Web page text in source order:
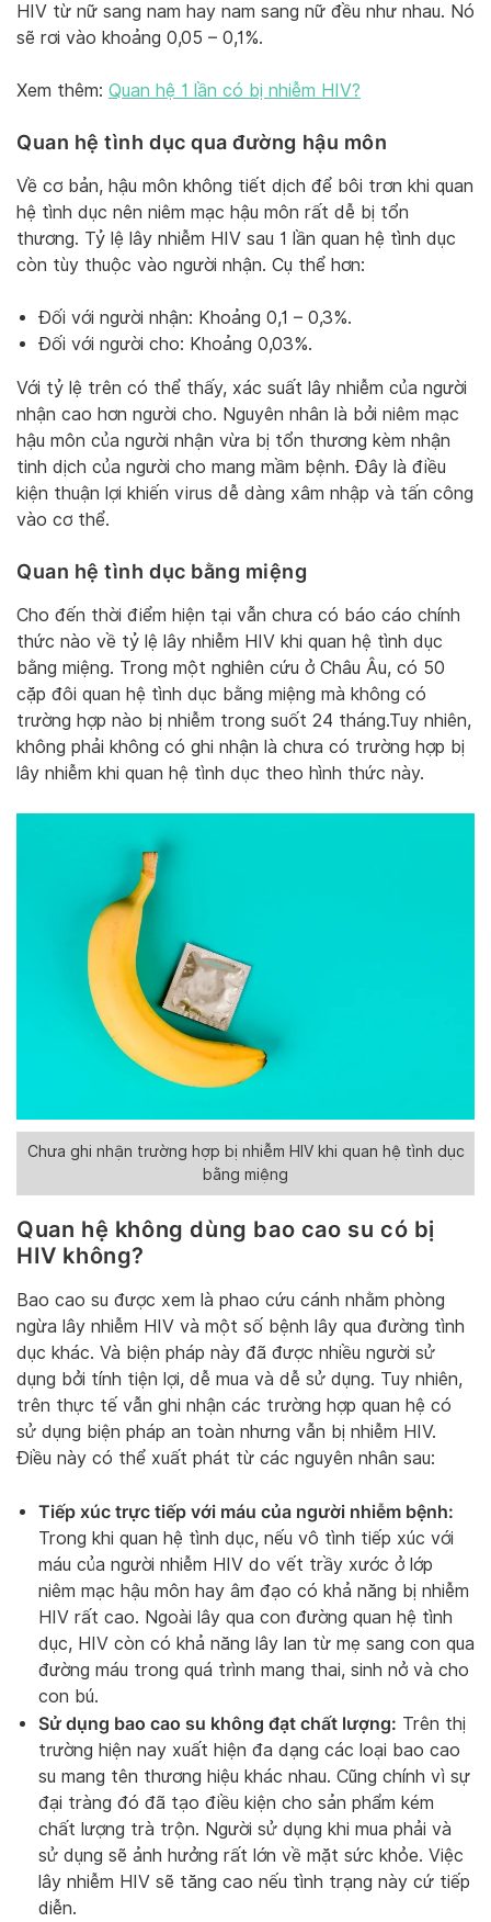
HIV từ nữ sang nam hay nam sang nữ đều như nhau. Nó
sẽ rơi vào khoảng 0,05 – 0,1%.
Xem thêm: Quan hệ 1 lần có bị nhiễm HIV?
Quan hệ tình dục qua đường hậu môn
Về cơ bản, hậu môn không tiết dịch để bôi trơn khi quan
hệ tình dục nên niêm mạc hậu môn rất dễ bị tổn
thương. Tỷ lệ lây nhiễm HIV sau 1 lần quan hệ tình dục
còn tùy thuộc vào người nhận. Cụ thể hơn:
Đối với người nhận: Khoảng 0,1 – 0,3%.
Đối với người cho: Khoảng 0,03%.
Với tỷ lệ trên có thể thấy, xác suất lây nhiễm của người
nhận cao hơn người cho. Nguyên nhân là bởi niêm mạc
hậu môn của người nhận vừa bị tổn thương kèm nhận
tinh dịch của người cho mang mầm bệnh. Đây là điều
kiện thuận lợi khiến virus dễ dàng xâm nhập và tấn công
vào cơ thể.
Quan hệ tình dục bằng miệng
Cho đến thời điểm hiện tại vẫn chưa có báo cáo chính
thức nào về tỷ lệ lây nhiễm HIV khi quan hệ tình dục
bằng miệng. Trong một nghiên cứu ở Châu Âu, có 50
cặp đôi quan hệ tình dục bằng miệng mà không có
trường hợp nào bị nhiễm trong suốt 24 tháng.Tuy nhiên,
không phải không có ghi nhận là chưa có trường hợp bị
lây nhiễm khi quan hệ tình dục theo hình thức này.
Chưa ghi nhận trường hợp bị nhiễm HIV khi quan hệ tình dục
bằng miệng
Quan hệ không dùng bao cao su có bị
HIV không?
Bao cao su được xem là phao cứu cánh nhằm phòng
ngừa lây nhiễm HIV và một số bệnh lây qua đường tình
dục khác. Và biện pháp này đã được nhiều người sử
dụng bởi tính tiện lợi, dễ mua và dễ sử dụng. Tuy nhiên,
trên thực tế vẫn ghi nhận các trường hợp quan hệ có
sử dụng biện pháp an toàn nhưng vẫn bị nhiễm HIV.
Điều này có thể xuất phát từ các nguyên nhân sau:
Tiếp xúc trực tiếp với máu của người nhiễm bệnh:
Trong khi quan hệ tình dục, nếu vô tình tiếp xúc với
máu của người nhiễm HIV do vết trầy xước ở lớp
niêm mạc hậu môn hay âm đạo có khả năng bị nhiễm
HIV rất cao. Ngoài lây qua con đường quan hệ tình
dục, HIV còn có khả năng lây lan từ mẹ sang con qua
đường máu trong quá trình mang thai, sinh nở và cho
con bú.
Sử dụng bao cao su không đạt chất lượng: Trên thị
trường hiện nay xuất hiện đa dạng các loại bao cao
su mang tên thương hiệu khác nhau. Cũng chính vì sự
đại tràng đó đã tạo điều kiện cho sản phẩm kém
chất lượng trà trộn. Người sử dụng khi mua phải và
sử dụng sẽ ảnh hưởng rất lớn về mặt sức khỏe. Việc
lây nhiễm HIV sẽ tăng cao nếu tình trạng này cứ tiếp
diễn.